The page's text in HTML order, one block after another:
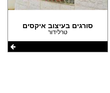
סורגים בעיצוב איקסים
טרלידור